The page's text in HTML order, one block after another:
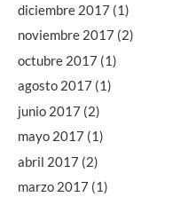
diciembre 2017 (1)
noviembre 2017 (2)
octubre 2017 (1)
agosto 2017 (1)
junio 2017 (2)
mayo 2017 (1)
abril 2017 (2)
marzo 2017 (1)